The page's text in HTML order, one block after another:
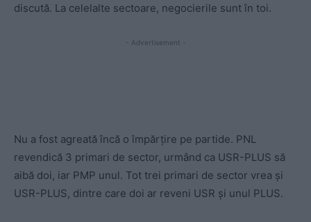
discută. La celelalte sectoare, negocierile sunt în toi.
- Advertisement -
Nu a fost agreată încă o împărțire pe partide. PNL
revendică 3 primari de sector, urmând ca USR-PLUS să
aibă doi, iar PMP unul. Tot trei primari de sector vrea și
USR-PLUS, dintre care doi ar reveni USR și unul PLUS.